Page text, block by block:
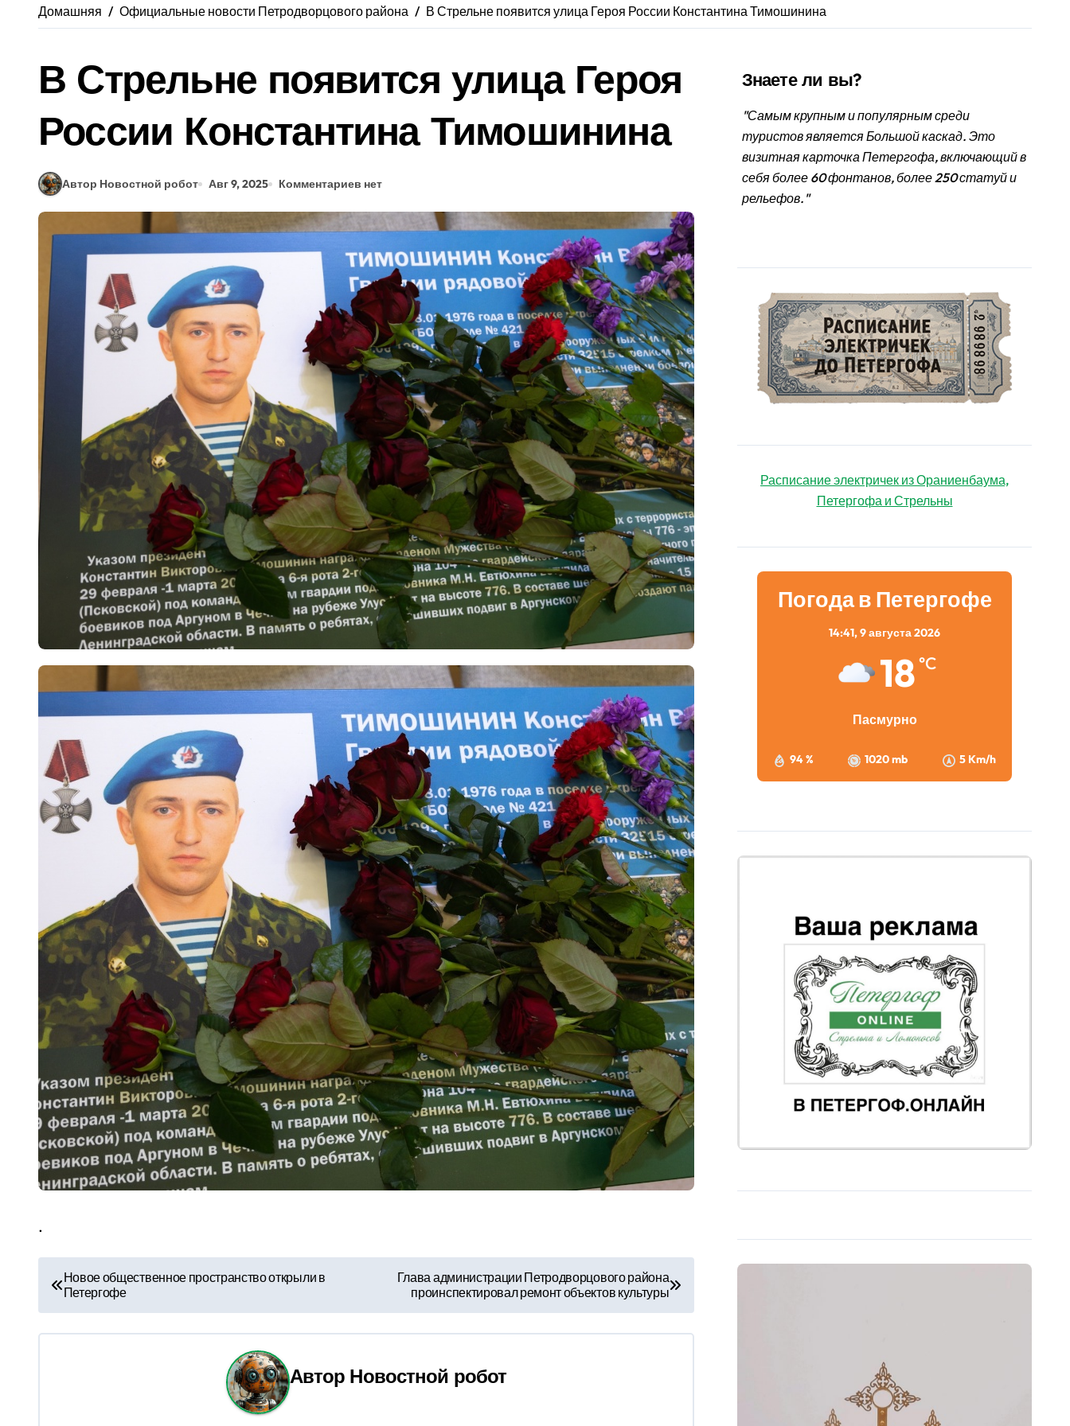
Домашняя Официальные новости Петродворцового района В Стрельне появится улица Героя России Константина Тимошинина
В Стрельне появится улица Героя
России Константина Тимошинина
Автор Новостной робот Авг 9, 2025 Комментариев нет
.
а
в
Новое общественное пространство открыли в
Петергофе
Глава администрации Петродворцового района
проинспектировал ремонт объектов культуры
Автор Новостной робот
Знаете ли вы?
"Самым крупным и популярным среди
туристов является Большой каскад. Это
визитная карточка Петергофа, включающий в
себя более 60 фонтанов, более 250 статуй и
рельефов."
Расписание электричек из Ораниенбаума,
Петергофа и Стрельны
Погода в Петергофе
14:41,9 августа 2026
18°C
Пасмурно
94 % 1020 mb 5 Km/h